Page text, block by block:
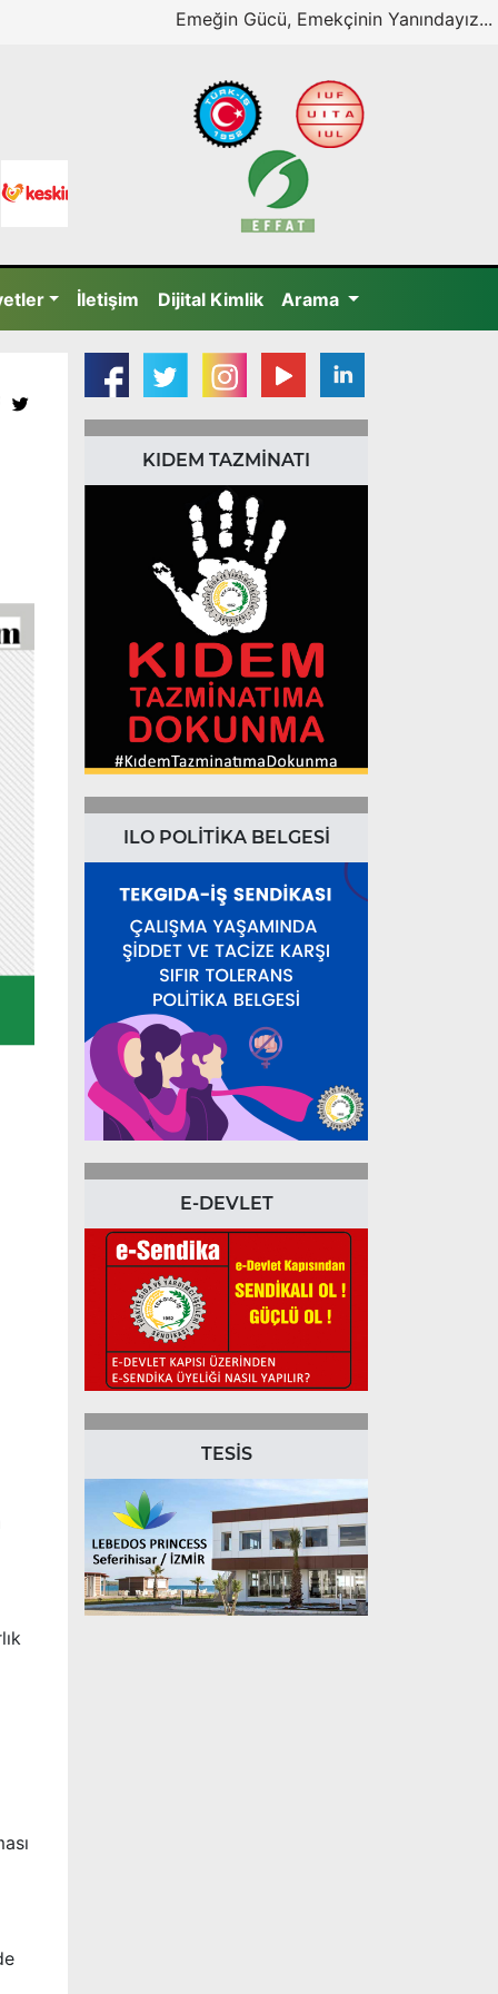
Emeğin Gücü, Emekçinin Yanındayız...
İletişim Dijital Kimlik Arama
KIDEM TAZMİNATI
ILO POLİTİKA BELGESİ
E-DEVLET
TESİS